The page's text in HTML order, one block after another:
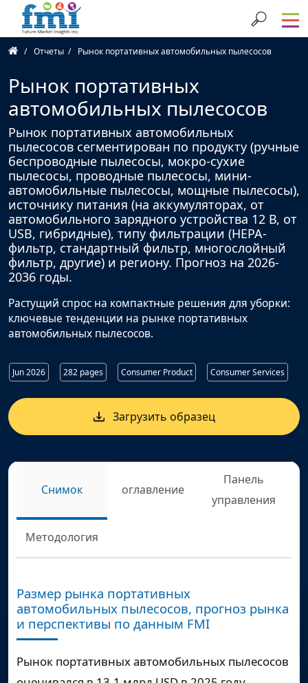
Отчеты Рынок портативных автомобильных пылесосов
Рынок портативных
автомобильных пылесосов
Рынок портативных автомобильных
пылесосов сегментирован по продукту (ручные
беспроводные пылесосы, мокро-сухие
пылесосы, проводные пылесосы, мини-
автомобильные пылесосы, мощные пылесосы),
источнику питания (на аккумуляторах, от
автомобильного зарядного устройства 12 В, от
USB, гибридные), типу фильтрации (HEPA-
фильтр, стандартный фильтр, многослойный
фильтр, другие) и региону. Прогноз на 2026-
2036 годы.
Растущий спрос на компактные решения для уборки:
ключевые тенденции на рынке портативных
автомобильных пылесосов.
Jun 2026 282 pages Consumer Product Consumer Services
Загрузить образец
Снимок оглавление
Панель
управления
Методология
Размер рынка портативных
автомобильных пылесосов, прогноз рынка
и перспективы по данным FMI
Рынок портативных автомобильных пылесосов